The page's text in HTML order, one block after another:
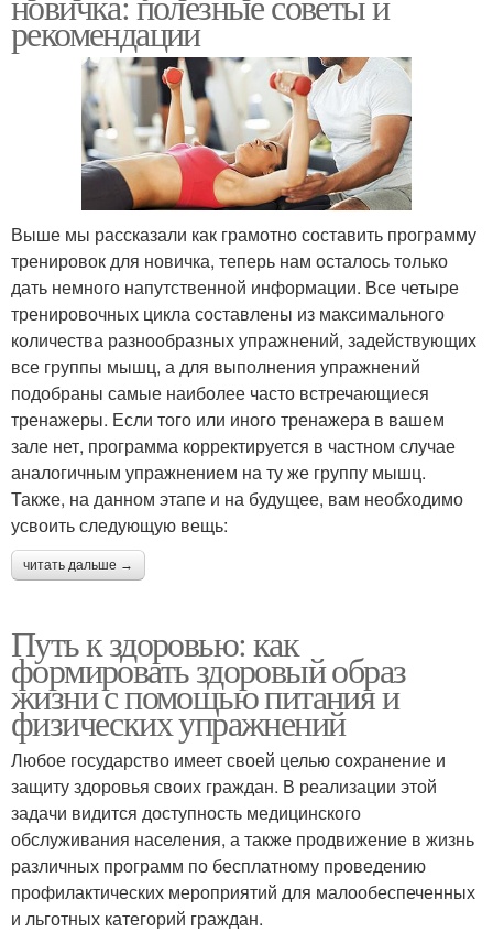
рекомендации
Выше мы рассказали как грамотно составить программу
тренировок для новичка, теперь нам осталось только
дать немного напутственной информации. Все четыре
тренировочных цикла составлены из максимального
количества разнообразных упражнений, задействующих
все группы мышц, а для выполнения упражнений
подобраны самые наиболее часто встречающиеся
тренажеры. Если того или иного тренажера в вашем
зале нет, программа корректируется в частном случае
аналогичным упражнением на ту же группу мышц.
Также, на данном этапе и на будущее, вам необходимо
усвоить следующую вещь:
читать дальше →
Путь к здоровью: как
формировать здоровый образ
жизни с помощью питания и
физических упражнений
Любое государство имеет своей целью сохранение и
защиту здоровья своих граждан. В реализации этой
задачи видится доступность медицинского
обслуживания населения, а также продвижение в жизнь
различных программ по бесплатному проведению
профилактических мероприятий для малообеспеченных
и льготных категорий граждан.